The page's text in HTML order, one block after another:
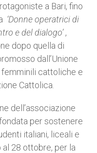
a Bari, fino
‘Donne operatrici di
e del dialogo’,
dopo quella di
dall’Unione
cattoliche e
Cattolica.
dell’associazione
per sostenere
italiani, liceali e
al 28 ottobre, per la